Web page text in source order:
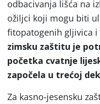
odbacivanja lišća na
ožiljci koji mogu biti
fitopatogenih gljivica i
zimsku zaštitu je
početka cvatnje
započela u trećoj
Za kasno-jesensku